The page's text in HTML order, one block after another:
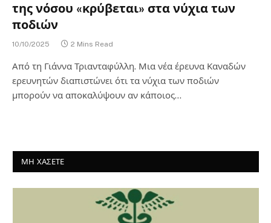
της νόσου «κρύβεται» στα νύχια των
ποδιών
10/10/2025 2 Mins Read
Από τη Γιάννα Τριανταφύλλη. Μια νέα έρευνα Καναδών
ερευνητών διαπιστώνει ότι τα νύχια των ποδιών
μπορούν να αποκαλύψουν αν κάποιος…
ΜΗ ΧΑΣΕΤΕ